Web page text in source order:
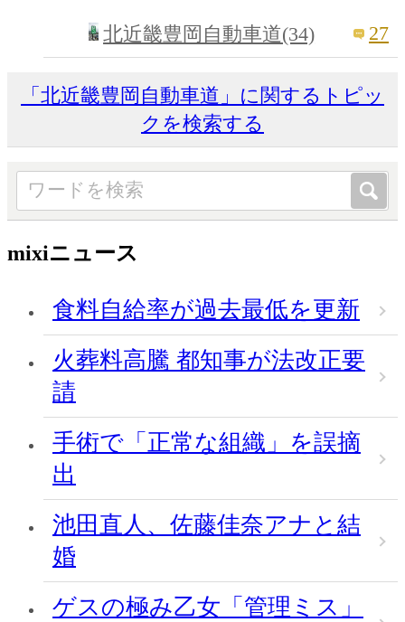
北近畿豊岡自動車道(34) 27
「北近畿豊岡自動車道」に関するトピッ
クを検索する
mixiニュース
食料自給率が過去最低を更新
火葬料高騰 都知事が法改正要
請
手術で「正常な組織」を誤摘
出
池田直人、佐藤佳奈アナと結
婚
ゲスの極み乙女「管理ミス」